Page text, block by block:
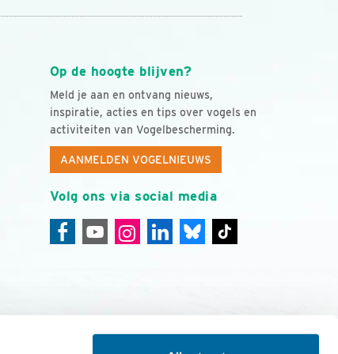
Op de hoogte blijven?
Meld je aan en ontvang nieuws,
inspiratie, acties en tips over vogels en
activiteiten van Vogelbescherming.
AANMELDEN VOGELNIEUWS
Volg ons via social media